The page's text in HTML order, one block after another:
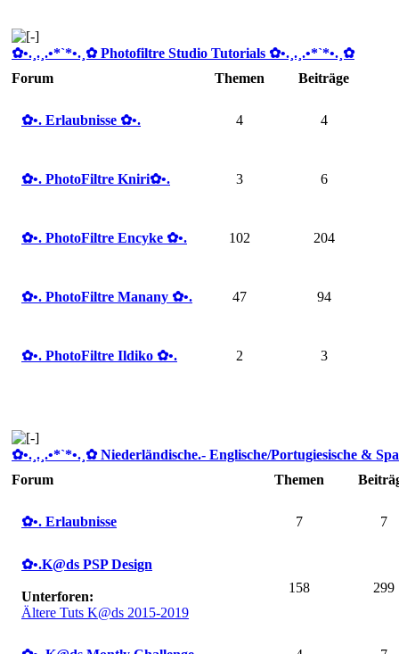
✿ •.¸.¸.•*`*•.¸✿ Photofiltre Studio Tutorials ✿ •.¸.¸.•*`*•.¸✿
Forum
Themen Beiträge
✿ •. Erlaubnisse ✿ •. 4 4
✿ •. PhotoFiltre Kniri✿ •. 3 6
✿ •. PhotoFiltre Encyke ✿ •. 102 204
✿ •. PhotoFiltre Manany ✿ •. 47 94
✿ •. PhotoFiltre Ildiko ✿ •. 2 3
✿ •.¸.¸.•*`*•.¸✿ Niederländische.- Englische/Portugiesische &
Forum
Themen
✿ •. Erlaubnisse 7 7
✿ •.K@ds PSP Design
Unterforen:
Ältere Tuts K@ds 2015-2019
158 299